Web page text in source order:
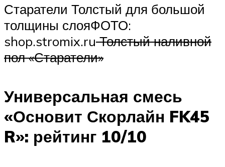
Старатели Толстый для большой
толщины слояФОТО:
shop.stromix.ruТолстый наливной
пол «Старатели»
Универсальная смесь
«Основит Скорлайн FK45
R»: рейтинг 10/10